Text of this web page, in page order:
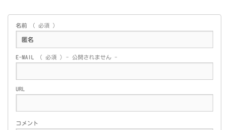
名前 ( 必須 )
E-MAIL ( 必須 ) - 公開されません -
URL
コメント